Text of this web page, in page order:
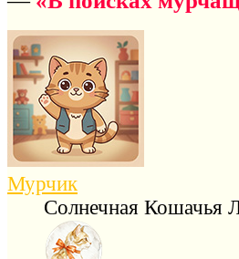
Мурчик
Солнечная Кошачья